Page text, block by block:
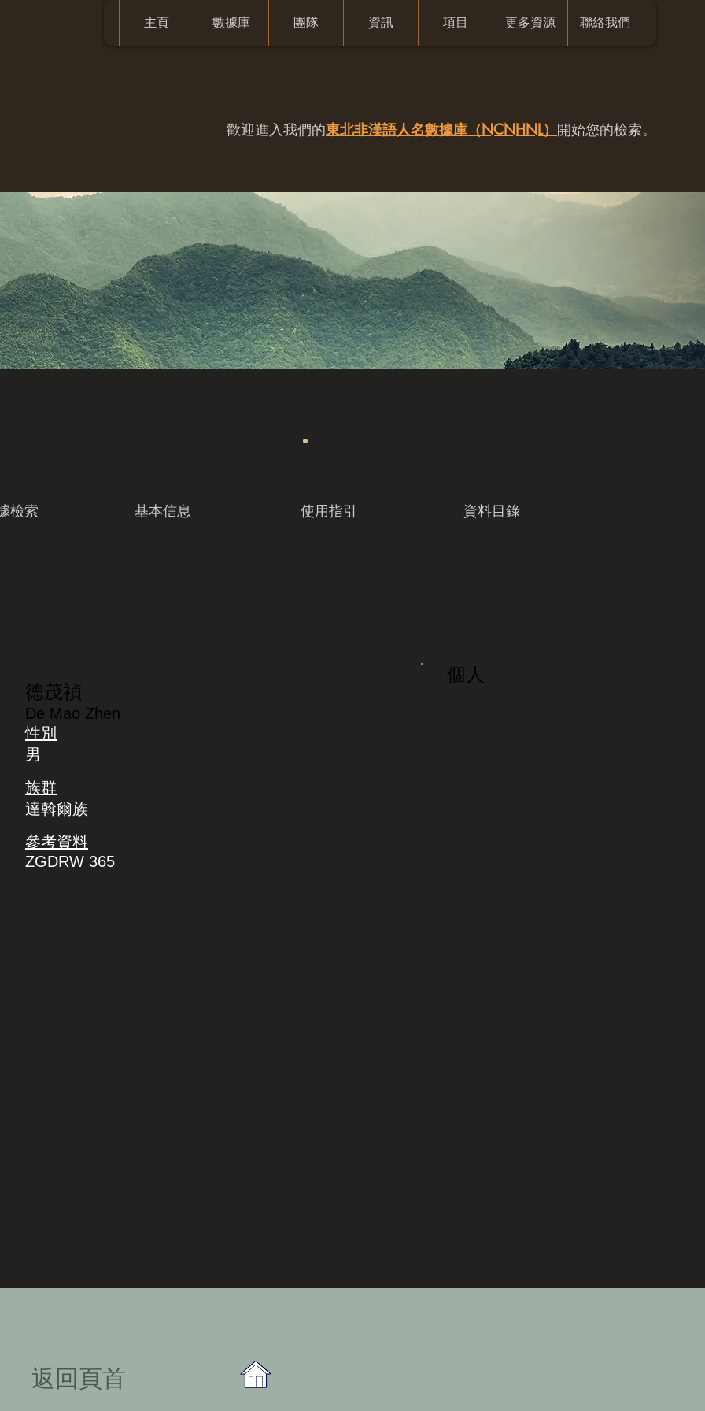
主頁 數據庫 團隊 資訊 項目 更多資源 聯絡我們
歡迎進入我們的東北非漢語人名數據庫（NCNHNL） 開始您的檢索。
檢索 基本信息 使用指引 資料目錄
德茂禎
De Mao Zhen
性別
男
族群
達斡爾族
參考資料
ZGDRW 365
個人
​返回頁首